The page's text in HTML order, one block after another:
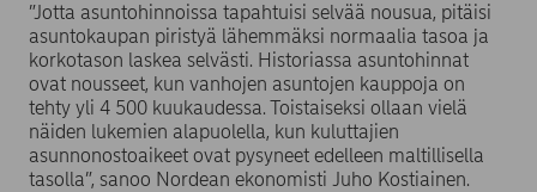
”Jotta asuntohinnoissa tapahtuisi selvää nousua, pitäisi
asuntokaupan piristyä lähemmäksi normaalia tasoa ja
korkotason laskea selvästi. Historiassa asuntohinnat
ovat nousseet, kun vanhojen asuntojen kauppoja on
tehty yli 4 500 kuukaudessa. Toistaiseksi ollaan vielä
näiden lukemien alapuolella, kun kuluttajien
asunnonostoaikeet ovat pysyneet edelleen maltillisella
tasolla”, sanoo Nordean ekonomisti Juho Kostiainen.